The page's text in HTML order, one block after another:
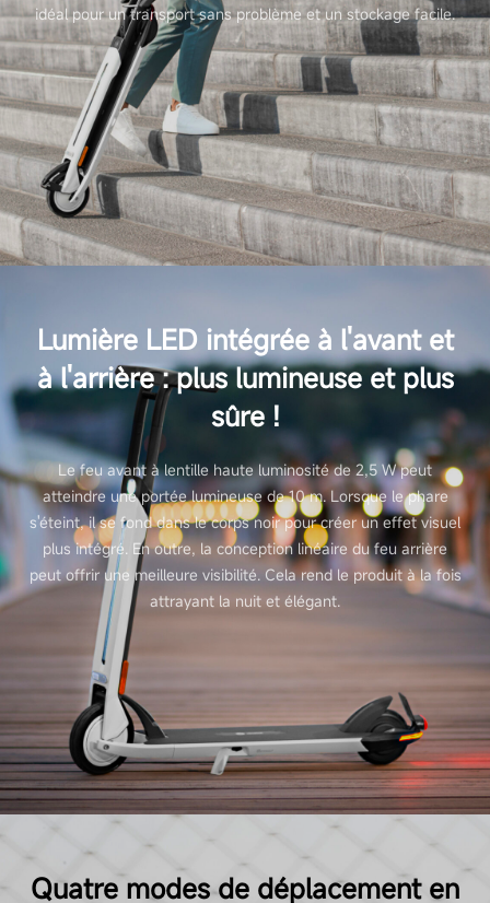
idéal pour un transport sans problème et un stockage facile.
Lumière LED intégrée à l'avant et
à l'arrière : plus lumineuse et plus
sûre !
Le feu avant à lentille haute luminosité de 2,5 W peut
atteindre une portée lumineuse de 10 m. Lorsque le phare
s'éteint, il se fond dans le corps noir pour créer un effet visuel
plus intégré. En outre, la conception linéaire du feu arrière
peut offrir une meilleure visibilité. Cela rend le produit à la fois
attrayant la nuit et élégant.
Quatre modes de déplacement en